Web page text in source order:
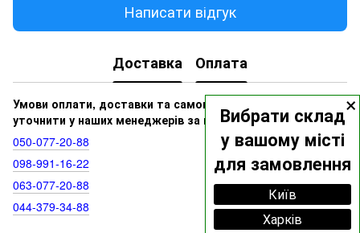
×
Вибрати склад
у вашому місті
для замовлення
Київ
Харків
Написати відгук
Доставка Оплата
Умови оплати, доставки та самовивозу ви можете
уточнити у наших менеджерів за номерами:
050‑077‑20‑88
098‑991‑16‑22
063‑077‑20‑88
044‑379‑34‑88